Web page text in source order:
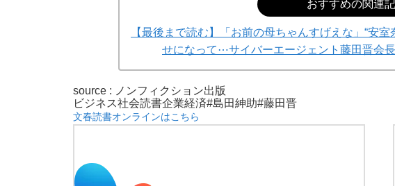
おすすめの関連
【最後まで読む】「お前の母ちゃんすげえな」“安
せになって⋯サイバーエージェント藤田晋会
source : ノンフィクション出版
ビジネス社会読書企業経済#島田紳助#藤田晋
文春読書オンラインはこちら